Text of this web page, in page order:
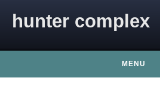
hunter complex
MENU